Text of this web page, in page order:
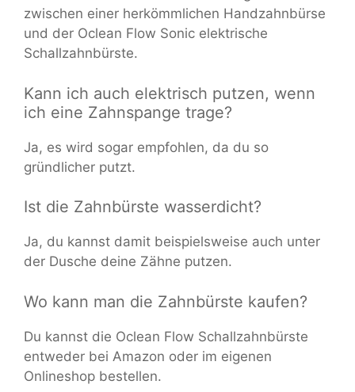
zwischen einer herkömmlichen Handzahnbürse
und der Oclean Flow Sonic elektrische
Schallzahnbürste.
Kann ich auch elektrisch putzen, wenn
ich eine Zahnspange trage?
Ja, es wird sogar empfohlen, da du so
gründlicher putzt.
Ist die Zahnbürste wasserdicht?
Ja, du kannst damit beispielsweise auch unter
der Dusche deine Zähne putzen.
Wo kann man die Zahnbürste kaufen?
Du kannst die Oclean Flow Schallzahnbürste
entweder bei Amazon oder im eigenen
Onlineshop bestellen.